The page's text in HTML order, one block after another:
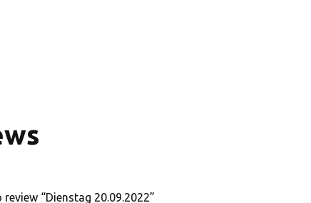
“Dienstag 20.09.2022”